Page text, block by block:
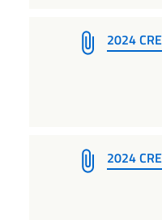
2024
2024